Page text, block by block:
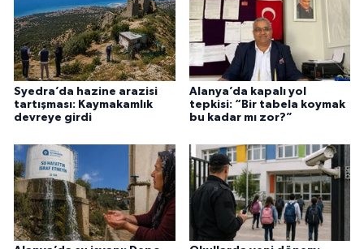
Syedra’da hazine arazisi
tartışması: Kaymakamlık
devreye girdi
Alanya’da kapalı yol
tepkisi: “Bir tabela koymak
bu kadar mı zor?”